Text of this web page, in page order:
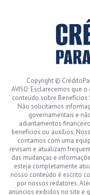
Copyright ©
AVISO: Esclarecemos que
conteúdo sobre Benefícios
Não solicitamos
governamentais e
adiantamentos
benefícios ou auxílios.
contamos com uma
revisam e atualizam
das mudanças e
esteja completamente
nosso conteúdo é escrito
por nossos redatores.
anúncios exibidos no site e